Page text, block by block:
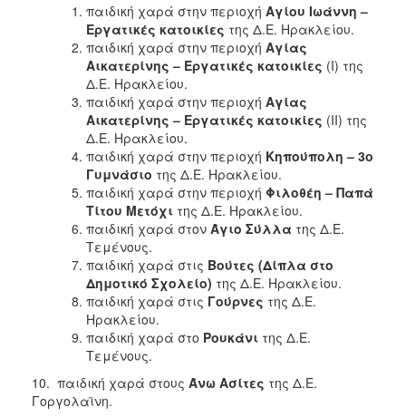
παιδική χαρά στην περιοχή Αγίου Ιωάννη –
Εργατικές κατοικίες της Δ.Ε. Ηρακλείου.
παιδική χαρά στην περιοχή Αγίας
Αικατερίνης – Εργατικές κατοικίες (Ι) της
Δ.Ε. Ηρακλείου.
παιδική χαρά στην περιοχή Αγίας
Αικατερίνης – Εργατικές κατοικίες (ΙΙ) της
Δ.Ε. Ηρακλείου.
παιδική χαρά στην περιοχή Κηπούπολη – 3ο
Γυμνάσιο της Δ.Ε. Ηρακλείου.
παιδική χαρά στην περιοχή Φιλοθέη – Παπά
Τίτου Μετόχι της Δ.Ε. Ηρακλείου.
παιδική χαρά στον Άγιο Σύλλα της Δ.Ε.
Τεμένους.
παιδική χαρά στις Βούτες (Δίπλα στο
Δημοτικό Σχολείο) της Δ.Ε. Ηρακλείου.
παιδική χαρά στις Γούρνες της Δ.Ε.
Ηρακλείου.
παιδική χαρά στο Ρουκάνι της Δ.Ε.
Τεμένους.
10. παιδική χαρά στους Άνω Ασίτες της Δ.Ε.
Γοργολαϊνη.